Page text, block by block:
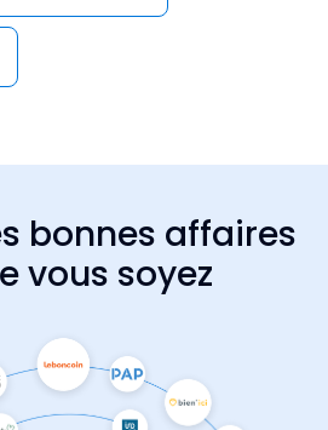
bonnes affaires
vous soyez